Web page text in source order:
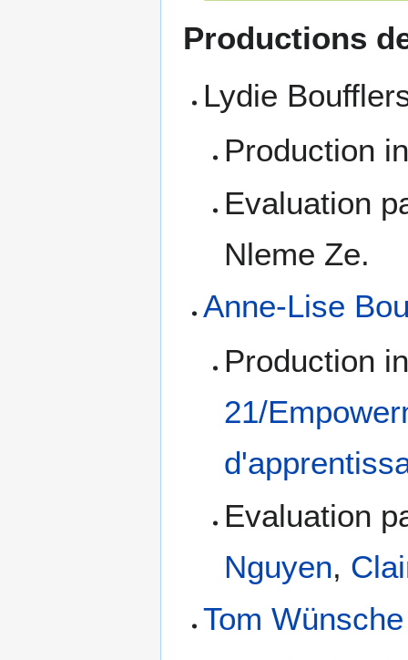
Productions
Lydie
Production
Evaluation
Nleme Ze.
Anne-Lise
Production
21/
Evaluation
Nguyen,
Tom Wünsche